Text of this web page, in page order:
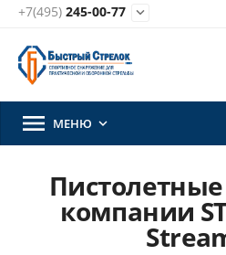
+7(495) 245-00-77 
 МЕНЮ 
компании